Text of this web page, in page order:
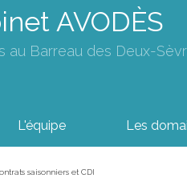
AVODÈS
au Barreau des Deux-
L'équipe Les
saisonniers et CDI